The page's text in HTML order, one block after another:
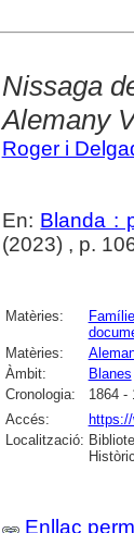
Nissaga
Alemany
Roger i
En: Blanda :
(2023) , p.
Matèries:
Matèries:
Àmbit:
Blanes
Cronologia:
1864 -
Accés:
https://
Localització:
Enllaç